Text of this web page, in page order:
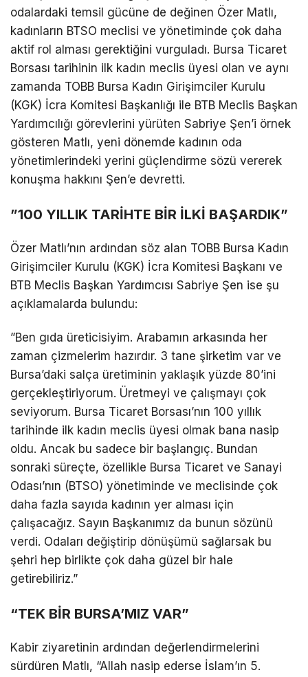
odalardaki temsil gücüne de değinen Özer Matlı,
kadınların BTSO meclisi ve yönetiminde çok daha
aktif rol alması gerektiğini vurguladı. Bursa Ticaret
Borsası tarihinin ilk kadın meclis üyesi olan ve aynı
zamanda TOBB Bursa Kadın Girişimciler Kurulu
(KGK) İcra Komitesi Başkanlığı ile BTB Meclis Başkan
Yardımcılığı görevlerini yürüten Sabriye Şen’i örnek
gösteren Matlı, yeni dönemde kadının oda
yönetimlerindeki yerini güçlendirme sözü vererek
konuşma hakkını Şen’e devretti.
​”100 YILLIK TARİHTE BİR İLKİ BAŞARDIK”
​Özer Matlı’nın ardından söz alan TOBB Bursa Kadın
Girişimciler Kurulu (KGK) İcra Komitesi Başkanı ve
BTB Meclis Başkan Yardımcısı Sabriye Şen ise şu
açıklamalarda bulundu:
​”Ben gıda üreticisiyim. Arabamın arkasında her
zaman çizmelerim hazırdır. 3 tane şirketim var ve
Bursa’daki salça üretiminin yaklaşık yüzde 80’ini
gerçekleştiriyorum. Üretmeyi ve çalışmayı çok
seviyorum. Bursa Ticaret Borsası’nın 100 yıllık
tarihinde ilk kadın meclis üyesi olmak bana nasip
oldu. Ancak bu sadece bir başlangıç. Bundan
sonraki süreçte, özellikle Bursa Ticaret ve Sanayi
Odası’nın (BTSO) yönetiminde ve meclisinde çok
daha fazla sayıda kadının yer alması için
çalışacağız. Sayın Başkanımız da bunun sözünü
verdi. Odaları değiştirip dönüşümü sağlarsak bu
şehri hep birlikte çok daha güzel bir hale
getirebiliriz.”
“TEK BİR BURSA’MIZ VAR”
​​Kabir ziyaretinin ardından değerlendirmelerini
sürdüren Matlı, “Allah nasip ederse İslam’ın 5.